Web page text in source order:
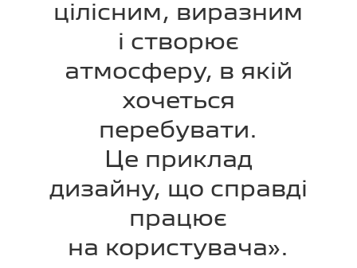
цілісним, виразним
і створює
атмосферу, в якій
хочеться
перебувати.
Це приклад
дизайну, що справді
працює
на користувача».